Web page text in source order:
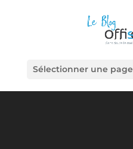
Sélectionner une page